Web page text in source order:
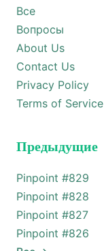
Все
Вопросы
About Us
Contact Us
Privacy Policy
Terms of Service
Предыдущие
Pinpoint #829
Pinpoint #828
Pinpoint #827
Pinpoint #826